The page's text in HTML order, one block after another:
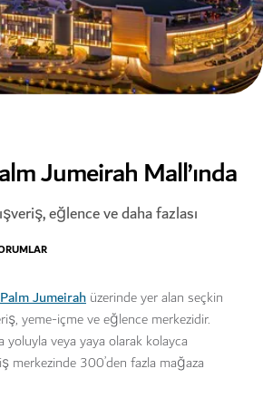
Jumeirah Mall’ında
eğlence ve daha fazlası
Palm Jumeirah üzerinde yer alan seçkin
yeme-içme ve eğlence merkezidir.
veya yaya olarak kolayca
merkezinde 300’den fazla mağaza